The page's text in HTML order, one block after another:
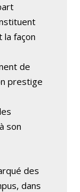
la façon
de
prestige
son
des
dans